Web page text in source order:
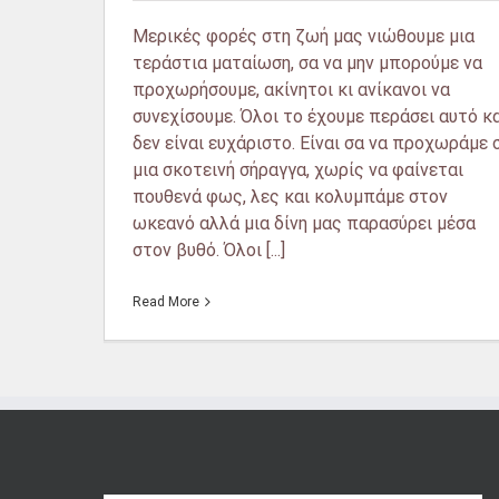
Μερικές φορές στη ζωή μας νιώθουμε μια
τεράστια ματαίωση, σα να μην μπορούμε να
προχωρήσουμε, ακίνητοι κι ανίκανοι να
συνεχίσουμε. Όλοι το έχουμε περάσει αυτό
δεν είναι ευχάριστο. Είναι σα να προχωράμε
μια σκοτεινή σήραγγα, χωρίς να φαίνεται
πουθενά φως, λες και κολυμπάμε στον
ωκεανό αλλά μια δίνη μας παρασύρει μέσα
στον βυθό. Όλοι [...]
Read More